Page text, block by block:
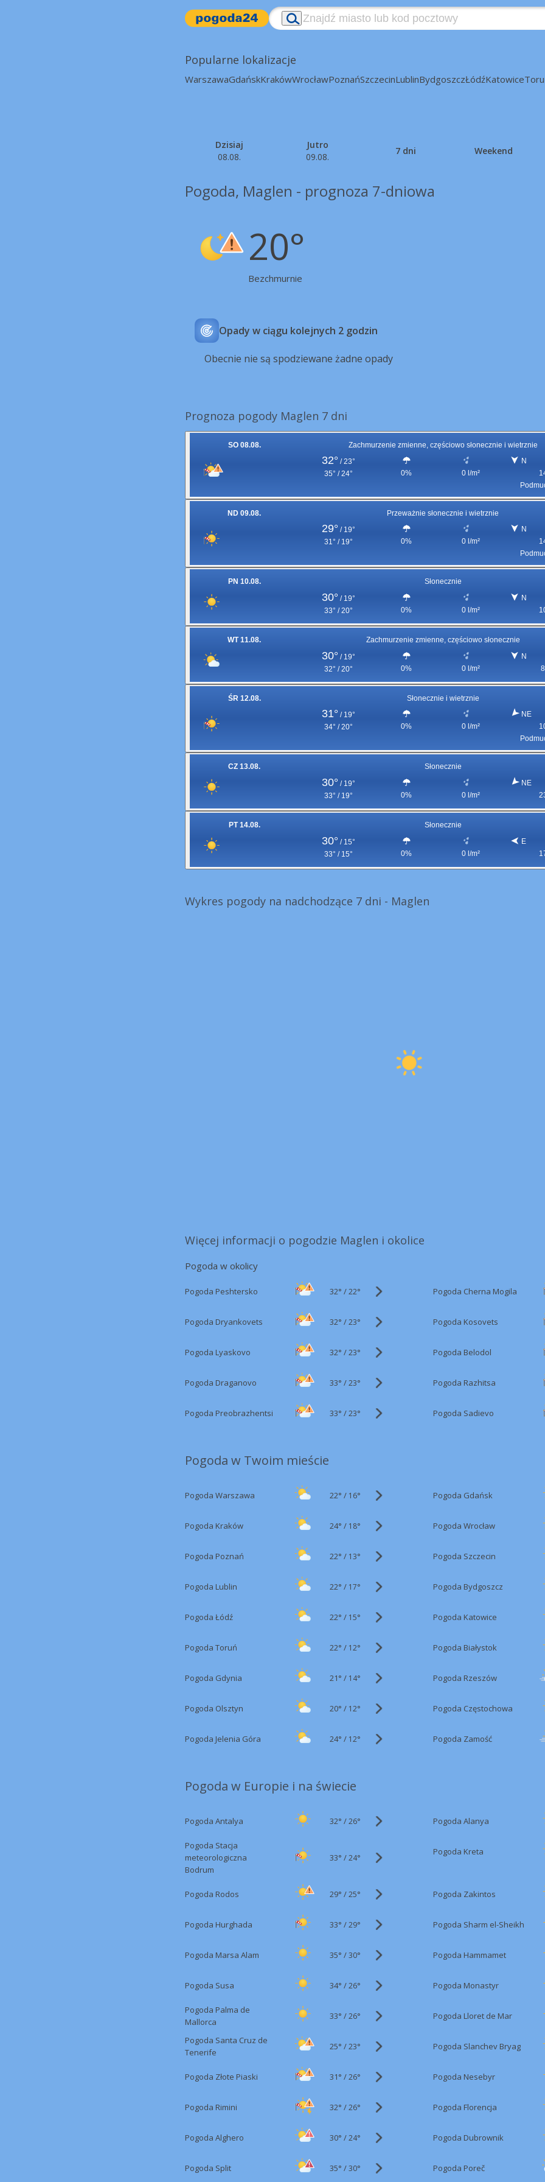
Popularne lokalizacje
WarszawaGdańskKrakówWrocławPoznańSzczecinLublinBydgoszczŁódźKatowice
Dzisiaj
08.08.
Jutro
09.08.
7 dni Weekend
Pogoda, Maglen - prognoza 7-dniowa
20°
Bezchmurnie
Opady w ciągu kolejnych 2 godzin
Obecnie nie są spodziewane żadne opady
Prognoza pogody Maglen 7 dni
SO 08.08. Zachmurzenie zmienne, częściowo słonecznie i wietrznie
32° / 23°
35° / 24°
0% 0 l/m²
N
ND 09.08. Przeważnie słonecznie i wietrznie
29° / 19°
31° / 19°
0% 0 l/m²
N
PN 10.08. Słonecznie
30° / 19°
33° / 20°
0% 0 l/m²
N
WT 11.08. Zachmurzenie zmienne, częściowo słonecznie
30° / 19°
32° / 20°
0% 0 l/m²
N
ŚR 12.08. Słonecznie i wietrznie
31° / 19°
34° / 20°
0% 0 l/m²
NE
CZ 13.08. Słonecznie
30° / 19°
33° / 19°
0% 0 l/m²
NE
PT 14.08. Słonecznie
30° / 15°
33° / 15°
0% 0 l/m²
E
Wykres pogody na nadchodzące 7 dni - Maglen
Więcej informacji o pogodzie Maglen i okolice
Pogoda w okolicy
Pogoda Peshtersko 32° /22° Pogoda Cherna Mogila
Pogoda Dryankovets 32° /23° Pogoda Kosovets
Pogoda Lyaskovo 32° /23° Pogoda Belodol
Pogoda Draganovo 33° /23° Pogoda Razhitsa
Pogoda Preobrazhentsi 33° /23° Pogoda Sadievo
Pogoda w Twoim mieście
Pogoda Warszawa 22° / 16° Pogoda Gdańsk
Pogoda Kraków 24° / 18° Pogoda Wrocław
Pogoda Poznań 22° / 13° Pogoda Szczecin
Pogoda Lublin 22° / 17° Pogoda Bydgoszcz
Pogoda Łódź 22° / 15° Pogoda Katowice
Pogoda Toruń 22° / 12° Pogoda Białystok
Pogoda Gdynia 21° / 14° Pogoda Rzeszów
Pogoda Olsztyn 20° / 12° Pogoda Częstochowa
Pogoda Jelenia Góra 24° / 12° Pogoda Zamość
Pogoda w Europie i na świecie
Pogoda Antalya 32° /26° Pogoda Alanya
Pogoda Stacja
meteorologiczna
Bodrum
33° /24°
Pogoda Kreta
Pogoda Rodos 29° /25° Pogoda Zakintos
Pogoda Hurghada 33° /29° Pogoda Sharm el-Sheikh
Pogoda Marsa Alam 35° /30° Pogoda Hammamet
Pogoda Susa 34° /26° Pogoda Monastyr
Pogoda Palma de
Mallorca
33° /26° Pogoda Lloret de Mar
Pogoda Santa Cruz de
Tenerife
25° /23° Pogoda Slanchev Bryag
Pogoda Złote Piaski 31° /26° Pogoda Nesebyr
Pogoda Rimini 32° /26° Pogoda Florencja
Pogoda Alghero 30° /24° Pogoda Dubrownik
Pogoda Split 35° /30° Pogoda Poreč